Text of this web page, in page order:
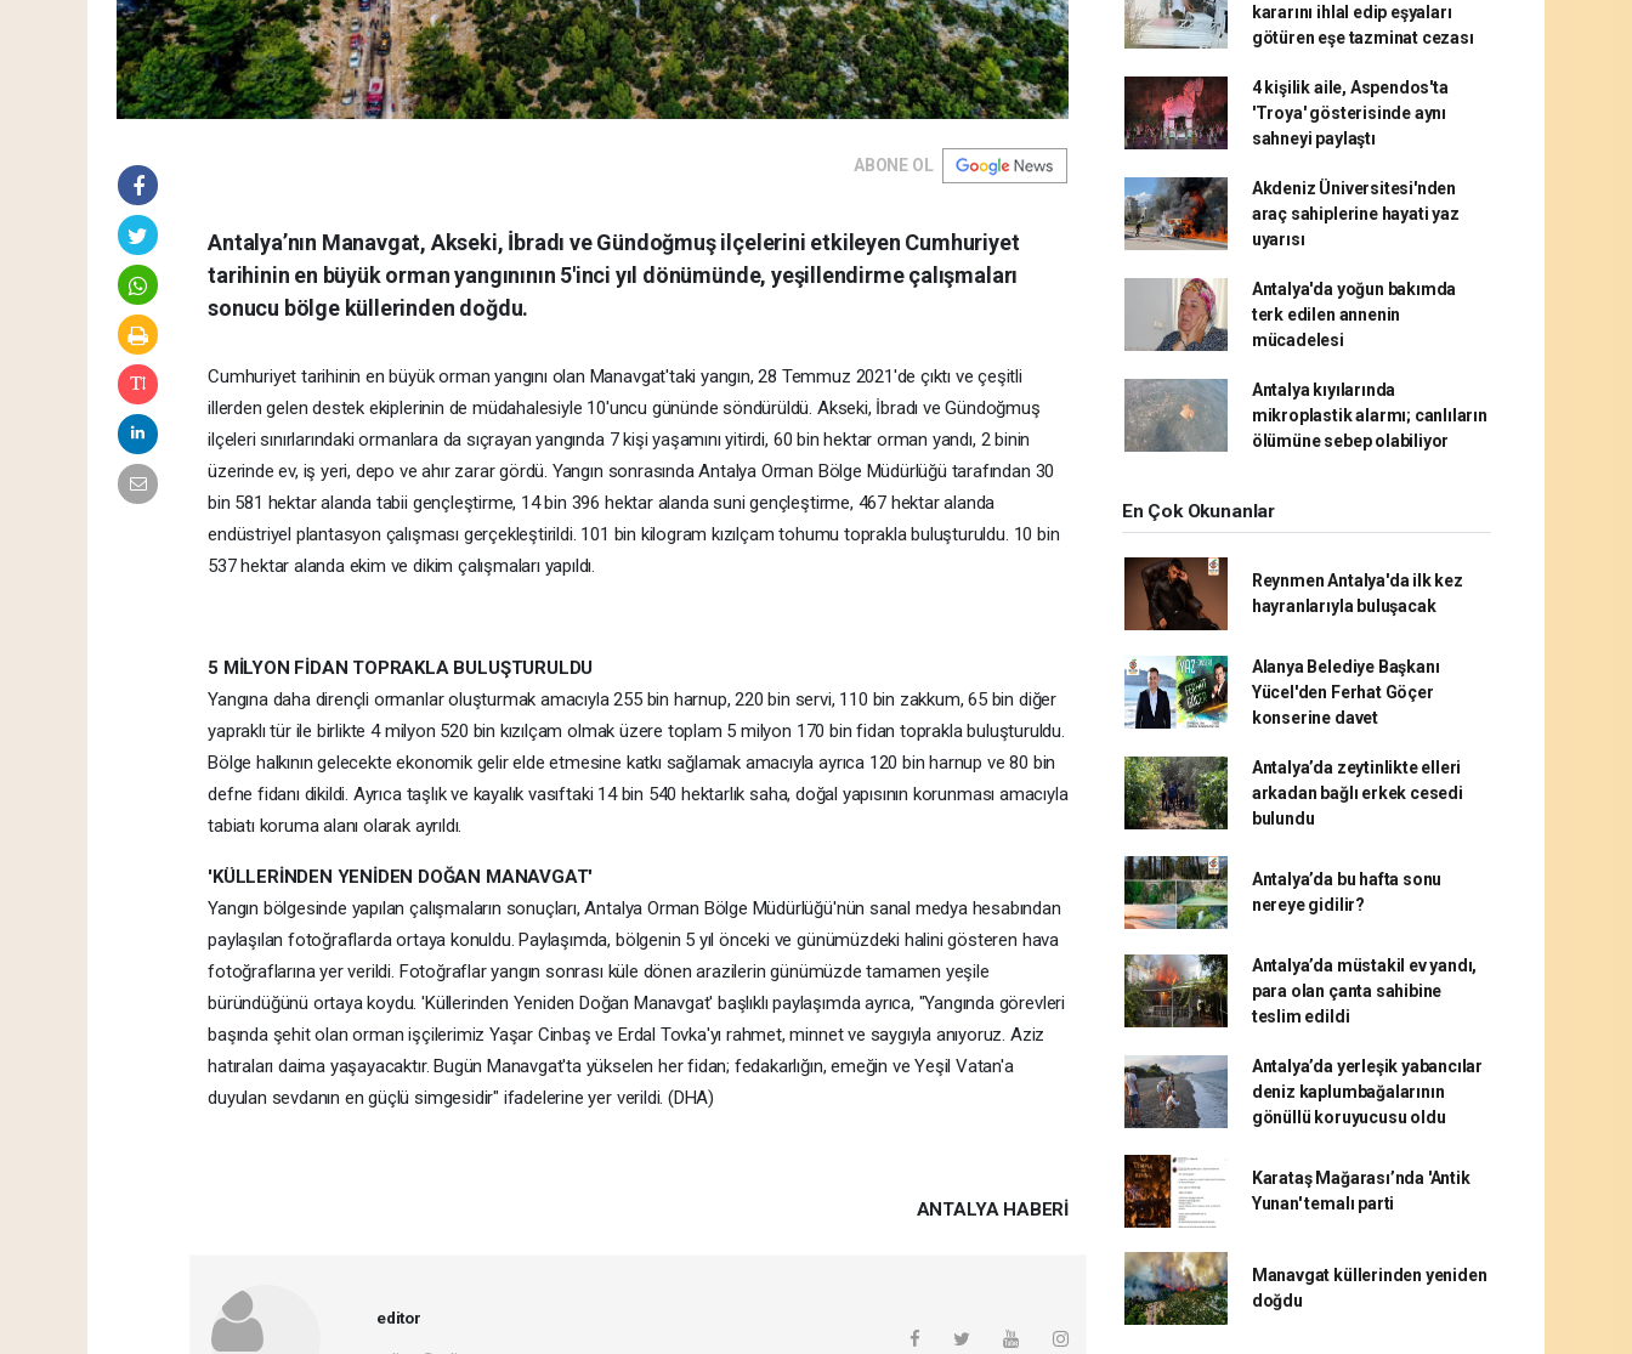
ABONE OL
Antalya’nın Manavgat, Akseki, İbradı ve Gündoğmuş ilçelerini etkileyen Cumhuriyet
tarihinin en büyük orman yangınının 5'inci yıl dönümünde, yeşillendirme çalışmaları
sonucu bölge küllerinden doğdu.
Cumhuriyet tarihinin en büyük orman yangını olan Manavgat'taki yangın, 28 Temmuz 2021'de çıktı ve çeşitli
illerden gelen destek ekiplerinin de müdahalesiyle 10'uncu gününde söndürüldü. Akseki, İbradı ve Gündoğmuş
ilçeleri sınırlarındaki ormanlara da sıçrayan yangında 7 kişi yaşamını yitirdi, 60 bin hektar orman yandı, 2 binin
üzerinde ev, iş yeri, depo ve ahır zarar gördü. Yangın sonrasında Antalya Orman Bölge Müdürlüğü tarafından 30
bin 581 hektar alanda tabii gençleştirme, 14 bin 396 hektar alanda suni gençleştirme, 467 hektar alanda
endüstriyel plantasyon çalışması gerçekleştirildi. 101 bin kilogram kızılçam tohumu toprakla buluşturuldu. 10 bin
537 hektar alanda ekim ve dikim çalışmaları yapıldı.
5 MİLYON FİDAN TOPRAKLA BULUŞTURULDU
Yangına daha dirençli ormanlar oluşturmak amacıyla 255 bin harnup, 220 bin servi, 110 bin zakkum, 65 bin diğer
yapraklı tür ile birlikte 4 milyon 520 bin kızılçam olmak üzere toplam 5 milyon 170 bin fidan toprakla buluşturuldu.
Bölge halkının gelecekte ekonomik gelir elde etmesine katkı sağlamak amacıyla ayrıca 120 bin harnup ve 80 bin
defne fidanı dikildi. Ayrıca taşlık ve kayalık vasıftaki 14 bin 540 hektarlık saha, doğal yapısının korunması amacıyla
tabiatı koruma alanı olarak ayrıldı.
'KÜLLERİNDEN YENİDEN DOĞAN MANAVGAT'
Yangın bölgesinde yapılan çalışmaların sonuçları, Antalya Orman Bölge Müdürlüğü'nün sanal medya hesabından
paylaşılan fotoğraflarda ortaya konuldu. Paylaşımda, bölgenin 5 yıl önceki ve günümüzdeki halini gösteren hava
fotoğraflarına yer verildi. Fotoğraflar yangın sonrası küle dönen arazilerin günümüzde tamamen yeşile
büründüğünü ortaya koydu. 'Küllerinden Yeniden Doğan Manavgat' başlıklı paylaşımda ayrıca, "Yangında görevleri
başında şehit olan orman işçilerimiz Yaşar Cinbaş ve Erdal Tovka'yı rahmet, minnet ve saygıyla anıyoruz. Aziz
hatıraları daima yaşayacaktır. Bugün Manavgat'ta yükselen her fidan; fedakarlığın, emeğin ve Yeşil Vatan'a
duyulan sevdanın en güçlü simgesidir" ifadelerine yer verildi. (DHA)
ANTALYA HABERİ
editor
kararını ihlal edip eşyaları
götüren eşe tazminat cezası
4 kişilik aile, Aspendos'ta
'Troya' gösterisinde aynı
sahneyi paylaştı
Akdeniz Üniversitesi'nden
araç sahiplerine hayati yaz
uyarısı
Antalya'da yoğun bakımda
terk edilen annenin
mücadelesi
Antalya kıyılarında
mikroplastik alarmı; canlıların
ölümüne sebep olabiliyor
En Çok Okunanlar
Reynmen Antalya'da ilk kez
hayranlarıyla buluşacak
Alanya Belediye Başkanı
Yücel'den Ferhat Göçer
konserine davet
Antalya’da zeytinlikte elleri
arkadan bağlı erkek cesedi
bulundu
Antalya’da bu hafta sonu
nereye gidilir?
Antalya’da müstakil ev yandı,
para olan çanta sahibine
teslim edildi
Antalya’da yerleşik yabancılar
deniz kaplumbağalarının
gönüllü koruyucusu oldu
Karataş Mağarası’nda 'Antik
Yunan' temalı parti
Manavgat küllerinden yeniden
doğdu